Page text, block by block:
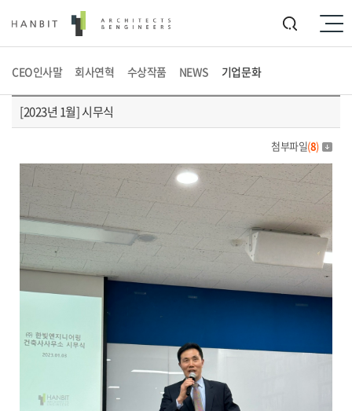
CEO인사말 회사연혁 수상작품 NEWS 기업문화
[2023년 1월] 시무식
첨부파일(8)